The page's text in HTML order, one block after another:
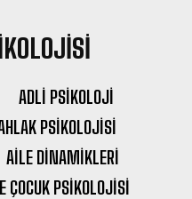
ADLI PSIKOLOJI
PSIKOLOJISI
AILE DINAMIKLERI
ÇOCUK PSIKOLOJISI